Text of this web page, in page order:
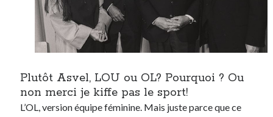
Plutôt Asvel, LOU ou OL? Pourquoi ? Ou
non merci je kiffe pas le sport!
L’OL, version équipe féminine. Mais juste parce que ce